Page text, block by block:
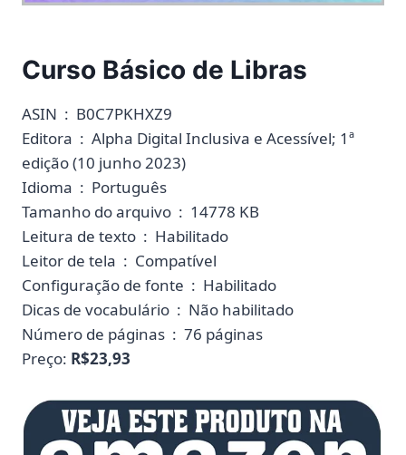
Curso Básico de Libras
ASIN ‏ : ‎ B0C7PKHXZ9
Editora ‏ : ‎ Alpha Digital Inclusiva e Acessível; 1ª
edição (10 junho 2023)
Idioma ‏ : ‎ Português
Tamanho do arquivo ‏ : ‎ 14778 KB
Leitura de texto ‏ : ‎ Habilitado
Leitor de tela ‏ : ‎ Compatível
Configuração de fonte ‏ : ‎ Habilitado
Dicas de vocabulário ‏ : ‎ Não habilitado
Número de páginas ‏ : ‎ 76 páginas
Preço: R$23,93